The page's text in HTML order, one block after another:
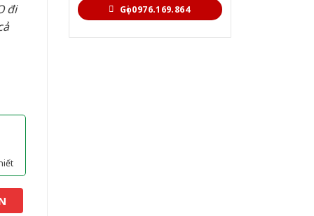
Gọi 0976.169.864
đi